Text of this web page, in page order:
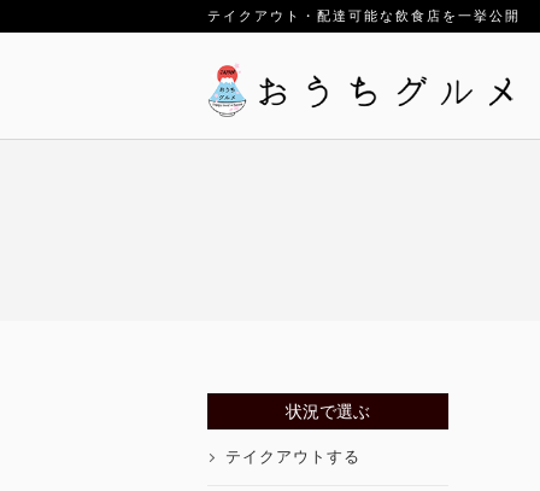
テイクアウト・配達可能な飲食店を一挙公開
状況で選ぶ
テイクアウトする